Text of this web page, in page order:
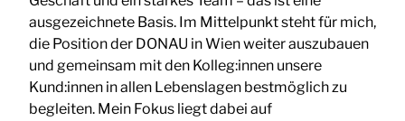
ausgezeichnete Basis. Im Mittelpunkt steht für mich,
die Position der DONAU in Wien weiter auszubauen
und gemeinsam mit den Kolleg:innen unsere
Kund:innen in allen Lebenslagen bestmöglich zu
begleiten. Mein Fokus liegt dabei auf